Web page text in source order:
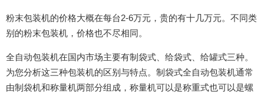
粉末包装机的价格大概在每台2-6万元，贵的有十几万元。不同类
别的粉末包装机，价格也不尽相同。
全自动包装机在国内市场主要有制袋式、给袋式、给罐式三种。
为您分析这三种包装机的区别与特点。制袋式全自动包装机通常
由制袋机和称量机两部分组成，称量机可以是称重式也可以是螺